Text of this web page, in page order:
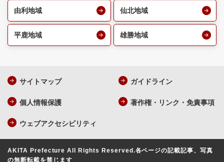
由利地域 仙北地域
平鹿地域 雄勝地域
サイトマップ ガイドライン
個人情報保護 著作権・リンク・免責事項
ウェブアクセシビリティ
AKITA Prefecture All Rights Reserved.各ページの記載記事、写真
の無断転載を禁じます